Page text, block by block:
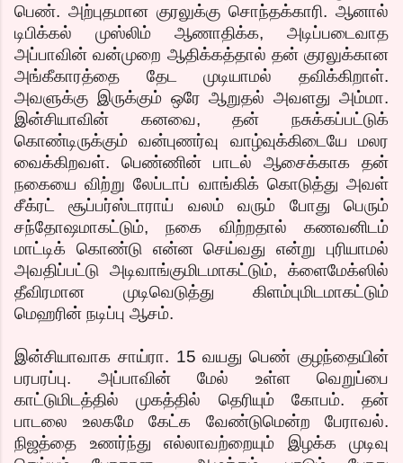
பெண். அற்புதமான குரலுக்கு சொந்தக்காரி. ஆனால்
டிபிக்கல் முஸ்லிம் ஆணாதிக்க, அடிப்படைவாத
அப்பாவின் வன்முறை ஆதிக்கத்தால் தன் குரலுக்கான
அங்கீகாரத்தை தேட முடியாமல் தவிக்கிறாள்.
அவளுக்கு இருக்கும் ஒரே ஆறுதல் அவளது அம்மா.
இன்சியாவின் கனவை, தன் நசுக்கப்பட்டுக்
கொண்டிருக்கும் வன்புணர்வு வாழ்வுக்கிடையே மலர
வைக்கிறவள். பெண்ணின் பாடல் ஆசைக்காக தன்
நகையை விற்று லேப்டாப் வாங்கிக் கொடுத்து அவள்
சீக்ரட் சூப்பர்ஸ்டாராய் வலம் வரும் போது பெரும்
சந்தோஷமாகட்டும், நகை விற்றதால் கணவனிடம்
மாட்டிக் கொண்டு என்ன செய்வது என்று புரியாமல்
அவதிப்பட்டு அடிவாங்குமிடமாகட்டும், க்ளைமேக்ஸில்
தீவிரமான முடிவெடுத்து கிளம்புமிடமாகட்டும்
மெஹரின் நடிப்பு ஆசம்.
இன்சியாவாக சாய்ரா. 15 வயது பெண் குழந்தையின்
பரபரப்பு. அப்பாவின் மேல் உள்ள வெறுப்பை
காட்டுமிடத்தில் முகத்தில் தெரியும் கோபம். தன்
பாடலை உலகமே கேட்க வேண்டுமென்ற பேராவல்.
நிஜத்தை உணர்ந்து எல்லாவற்றையும் இழக்க முடிவு